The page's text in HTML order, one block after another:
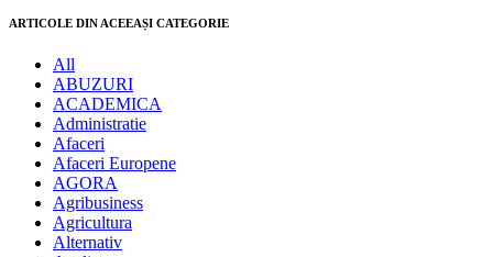
ARTICOLE DIN ACEEAȘI CATEGORIE
All
ABUZURI
ACADEMICA
Administratie
Afaceri
Afaceri Europene
AGORA
Agribusiness
Agricultura
Alternativ